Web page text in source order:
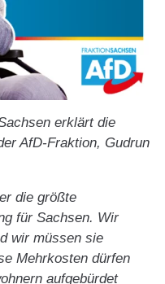
erklärt die
AfD-Fraktion, Gudrun
die größte
für Sachsen. Wir
wir müssen sie
Mehrkosten dürfen
aufgebürdet